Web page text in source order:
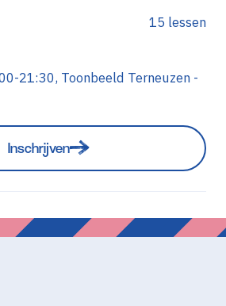
15 lessen
21:30, Toonbeeld Terneuzen -
Inschrijven